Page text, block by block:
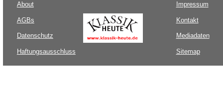
About
AGBs
Datenschutz
Haftungsausschluss
Impressum
Kontakt
Mediadaten
Sitemap